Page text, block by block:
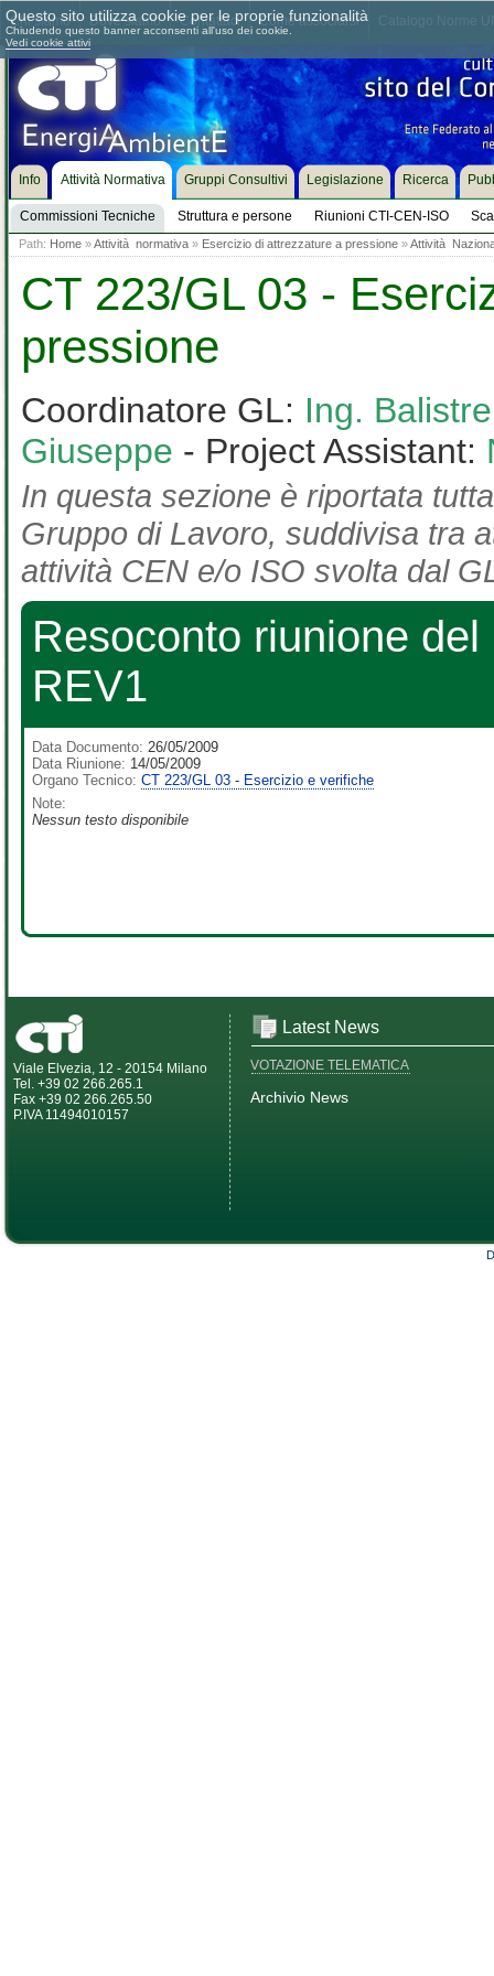
Chi siamo Dove siamo Contattaci Come associarsi
Info Attività Normativa
Commissioni Tecniche Struttura e persone Riunioni CTI-CEN-ISO
Gruppi Consultivi Legislazione Ricerca
Path: Home »Attività normativa » Esercizio di attrezzature a pressione »Attività
CT 223/GL 03 -
pressione
Coordinatore GL: Ing.
Giuseppe - Project Assistant:
In questa sezione è riportata
Gruppo di Lavoro, suddivisa tra
attività CEN e/o ISO svolta dal
Resoconto riunione
REV1
Data Documento: 26/05/2009
Data Riunione: 14/05/2009
Organo Tecnico: CT 223/GL 03 - Esercizio e verifiche
Note:
Nessun testo disponibile
Viale Elvezia, 12 - 20154 Milano
Tel. +39 02 266.265.1
Fax +39 02 266.265.50
P.IVA 11494010157
Latest News
VOTAZIONE TELEMATICA
Archivio News
Questo sito utilizza cookie per le proprie funzionalità
Chiudendo questo banner acconsenti all'uso dei cookie.
Vedi cookie attivi